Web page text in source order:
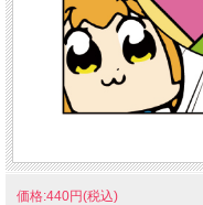
価格:440円(税込)